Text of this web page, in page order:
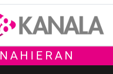
NAHIERAN